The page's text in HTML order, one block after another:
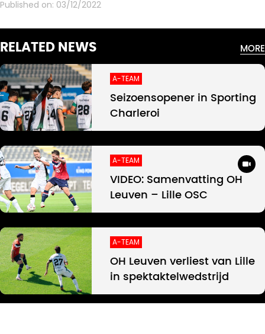
Published on: 03/12/2022
RELATED NEWS MORE
A-TEAM
Seizoensopener in Sporting
Charleroi
A-TEAM
VIDEO: Samenvatting OH
Leuven – Lille OSC
A-TEAM
OH Leuven verliest van Lille
in spektaktelwedstrijd